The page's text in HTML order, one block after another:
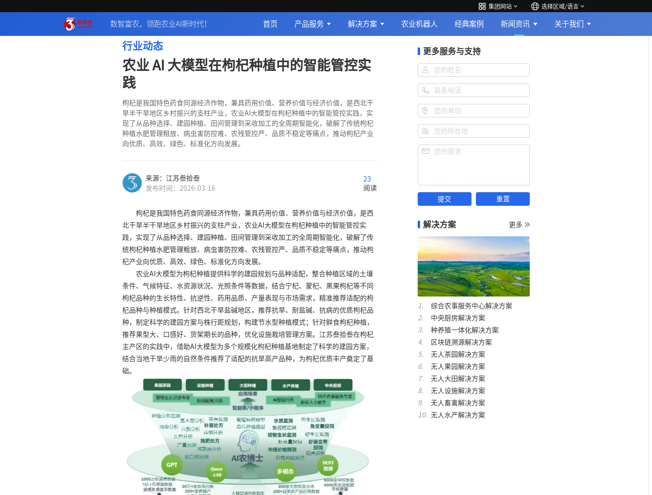
集团网站 选择区域/语言
数智富农，领跑农业AI新时代！ 首页 产品服务 解决方案 农业机器人 经典案例 新闻资讯 关于我们
行业动态
农业 AI 大模型在枸杞种植中的智能管控实
践
枸杞是我国特色药食同源经济作物，兼具药用价值、营养价值与经济价值，是西北干
旱半干旱地区乡村振兴的支柱产业，农业AI大模型在枸杞种植中的智能管控实践，实
现了从品种选择、建园种植、田间管理到采收加工的全周期智能化，破解了传统枸杞
种植水肥管理粗放、病虫害防控难、农残管控严、品质不稳定等痛点，推动枸杞产业
向优质、高效、绿色、标准化方向发展。
来源：江苏叁拾叁
发布时间：2026-03-16
23
阅读
枸杞是我国特色药食同源经济作物，兼具药用价值、营养价值与经济价值，是西
北干旱半干旱地区乡村振兴的支柱产业，农业AI大模型在枸杞种植中的智能管控实
践，实现了从品种选择、建园种植、田间管理到采收加工的全周期智能化，破解了传
统枸杞种植水肥管理粗放、病虫害防控难、农残管控严、品质不稳定等痛点，推动枸
杞产业向优质、高效、绿色、标准化方向发展。
农业AI大模型为枸杞种植提供科学的建园规划与品种适配，整合种植区域的土壤
条件、气候特征、水资源状况、光照条件等数据，结合宁杞、蒙杞、黑果枸杞等不同
枸杞品种的生长特性、抗逆性、药用品质、产量表现与市场需求，精准推荐适配的枸
杞品种与种植模式。针对西北干旱盐碱地区，推荐抗旱、耐盐碱、抗病的优质枸杞品
种，制定科学的建园方案与株行距规划，构建节水型种植模式；针对鲜食枸杞种植，
推荐果型大、口感好、货架期长的品种，优化设施栽培管理方案。江苏叁拾叁在枸杞
主产区的实践中，借助AI大模型为多个规模化枸杞种植基地制定了科学的建园方案，
结合当地干旱少雨的自然条件推荐了适配的抗旱高产品种，为枸杞优质丰产奠定了基
础。
更多服务与支持
您的姓名
联系电话
您的单位
您的所在地
您的需求
解决方案 更多
综合农事服务中心解决方案
中央厨房解决方案
种养殖一体化解决方案
区块链溯源解决方案
无人茶园解决方案
无人果园解决方案
无人大田解决方案
无人设施解决方案
无人畜禽解决方案
无人水产解决方案